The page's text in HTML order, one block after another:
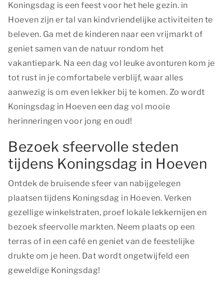
Koningsdag is een feest voor het hele gezin. in
Hoeven zijn er tal van kindvriendelijke activiteiten te
beleven. Ga met de kinderen naar een vrijmarkt of
geniet samen van de natuur rondom het
vakantiepark. Na een dag vol leuke avonturen kom je
tot rust in je comfortabele verblijf, waar alles
aanwezig is om even lekker bij te komen. Zo wordt
Koningsdag in Hoeven een dag vol mooie
herinneringen voor jong en oud!
Bezoek sfeervolle steden
tijdens Koningsdag in Hoeven
Ontdek de bruisende sfeer van nabijgelegen
plaatsen tijdens Koningsdag in Hoeven. Verken
gezellige winkelstraten, proef lokale lekkernijen en
bezoek sfeervolle markten. Neem plaats op een
terras of in een café en geniet van de feestelijke
drukte om je heen. Dat wordt ongetwijfeld een
geweldige Koningsdag!